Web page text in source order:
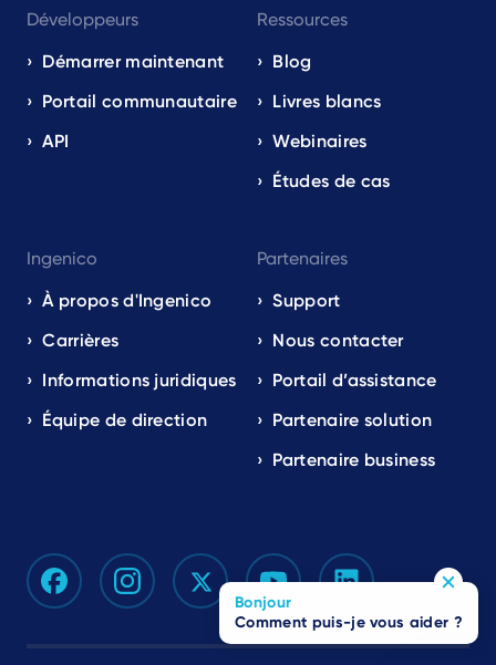
Développeurs
Démarrer maintenant
Portail communautaire
API
Ressources
Blog
Livres blancs
Webinaires
Études de cas
Ingenico
À propos d'Ingenico
Carrières
Informations juridiques
Équipe de direction
Partenaires
Support
Nous contacter
Portail d’assistance
Partenaire solution
Partenaire business
Bonjour
Comment puis-je vous aider ?